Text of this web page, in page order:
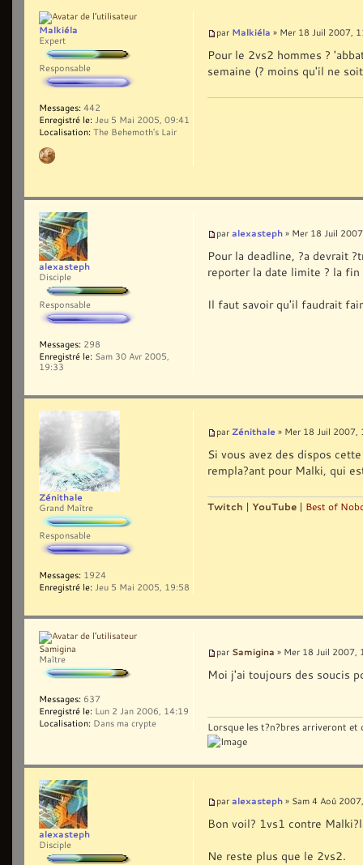
par Malkiéla » Mer 18 Juil 2007,
Pour le 2vs2 hommes ?
semaine (? moins qu'il ne
Malkiéla
Expert
Responsable
Messages: 442
Enregistré le: Jeu 5 Mai 2005, 09:41
Localisation: The Behemoth's Lair
par alexasteph » Mer 18 Juil
Pour la deadline, ?a devrait
reporter la date limite ? la
Il faut savoir qu'il faudrait
alexasteph
Disciple
Responsable
Messages: 298
Enregistré le: Sam 30 Avr 2005,
19:33
par Zénithale » Mer 18 Juil 2007,
Si vous avez des dispos
rempla?ant pour Malki, qui
Twitch | YouTube | Best of
Zénithale
Grand Maître
Responsable
Messages: 1924
Enregistré le: Jeu 5 Mai 2005, 19:58
par Samigina » Mer 18 Juil 2007,
Moi j'ai toujours des soucis
Lorsque les t?n?bres arriveront et
Samigina
Maître
Messages: 637
Enregistré le: Lun 2 Jan 2006, 14:19
Localisation: Dans ma crypte
par alexasteph » Sam 4 Aoû
Bon voil? 1vs1 contre
Ne reste plus que le 2vs2.
alexasteph
Disciple